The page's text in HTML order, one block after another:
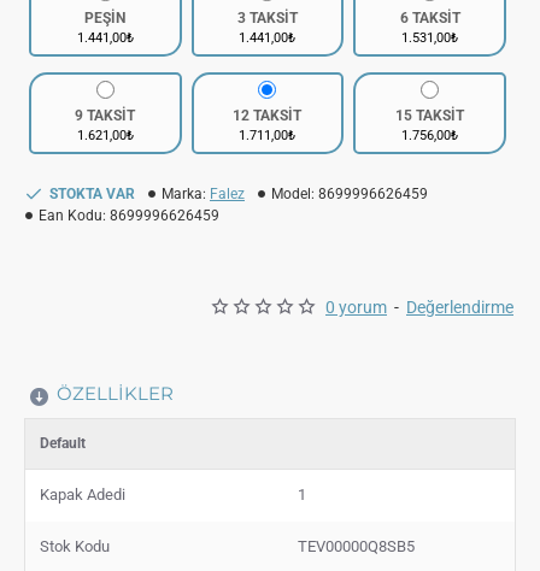
0 yorum - Değerlendirme
PEŞİN
1.441,00₺
3 TAKSİT
1.441,00₺
6 TAKSİT
1.531,00₺
9 TAKSİT
1.621,00₺
12 TAKSİT
1.711,00₺
15 TAKSİT
1.756,00₺
STOKTA VAR Marka: Falez Model: 8699996626459
Ean Kodu: 8699996626459
ÖZELLIKLER
Default
Kapak Adedi 1
Stok Kodu TEV00000Q8SB5